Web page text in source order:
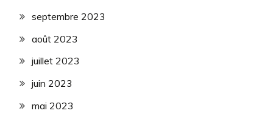
septembre 2023
août 2023
juillet 2023
juin 2023
mai 2023